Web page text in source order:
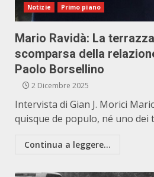
Notizie Primo piano
Mario Ravidà: La
scomparsa della
Paolo Borsellino
2 Dicembre 2025
Intervista di Gian J. Morici
quisque de populo, né uno dei
Continua a leggere...